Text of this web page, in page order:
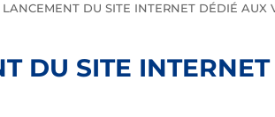
LANCEMENT DU SITE INTERNET DÉDIÉ AUX
DU SITE